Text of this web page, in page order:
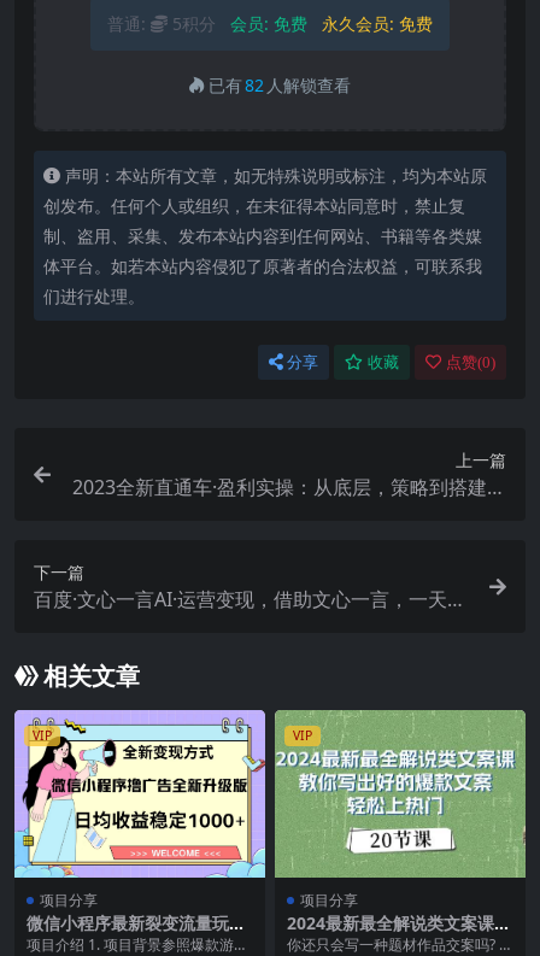
普通: 5积分 会员: 免费 永久会员: 免费
已有82 人解锁查看
声明：本站所有文章，如无特殊说明或标注，均为本站原
创发布。任何个人或组织，在未征得本站同意时，禁止复
制、盗用、采集、发布本站内容到任何网站、书籍等各类媒
体平台。如若本站内容侵犯了原著者的合法权益，可联系我
们进行处理。
分享 收藏 点赞(0)
上一篇
2023全新直通车·盈利实操：从底层，策略到搭建，
下一篇
百度·文心一言AI·运营变现，借助文心一言，一天就
相关文章
VIP
项目分享
微信小程序最新裂变流量玩
法，时间自由收益高轻松赚广
项目介绍 1. 项目背景参照爆款游戏
VIP
项目分享
2024最新最全解说类文案课：
教你写出好的爆款文案，轻松
你还只会写一种题材作品交案吗? 你